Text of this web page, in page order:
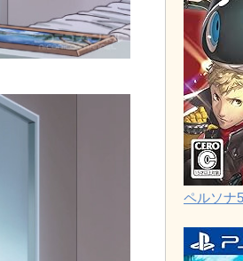
ペルソナ